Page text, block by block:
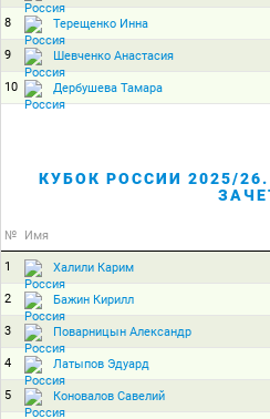
8 Терещенко Инна
9 Шевченко Анастасия
10 Дербушева Тамара
КУБОК РОССИИ 2025/
№ Имя
1 Халили Карим
2 Бажин Кирилл
3 Поварницын Александр
4 Латыпов Эдуард
5 Коновалов Савелий